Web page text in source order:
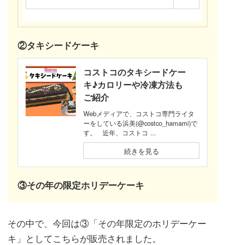
②タキシードケーキ
コストコのタキシードケー
キ♪カロリーや冷凍方法も
ご紹介
Webメディアで、コストコ専門ライタ
ーをしている浜美(@costco_hamami)で
す。 近年、コストコ ...
続きを見る
③その年の限定ホリデーケーキ
その中で、今回は③「その年限定のホリデーケー
キ」としてこちらが販売されました。